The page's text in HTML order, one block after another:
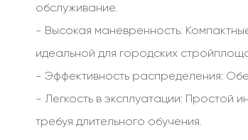
обслуживание.
- Высокая маневренность:
идеальной для городских
- Эффективность распределения:
- Легкость в эксплуатации: Простой
требуя длительного обучения.